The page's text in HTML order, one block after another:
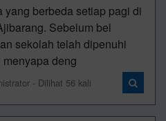
berbeda setiap pagi di
Sebelum bel
sekolah telah dipenuhi
deng
- Dilihat 56 kali